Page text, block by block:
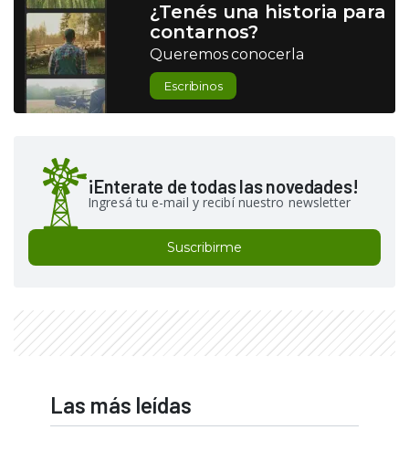
¿Tenés una historia para
contarnos?
Queremos conocerla
Escribinos
¡Enterate de todas las novedades!
Ingresá tu e-mail y recibí nuestro newsletter
Suscribirme
Las más leídas